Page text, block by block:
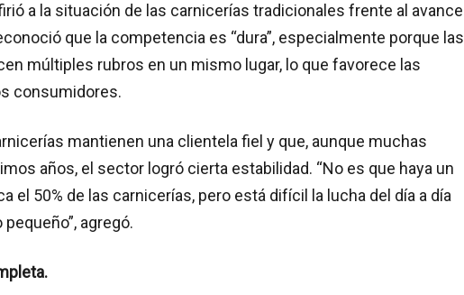
a la situación de las carnicerías tradicionales frente al avance
que la competencia es “dura”, especialmente porque las
múltiples rubros en un mismo lugar, lo que favorece las
consumidores.
mantienen una clientela fiel y que, aunque muchas
años, el sector logró cierta estabilidad. “No es que haya un
el 50% de las carnicerías, pero está difícil la lucha del día a día
agregó.